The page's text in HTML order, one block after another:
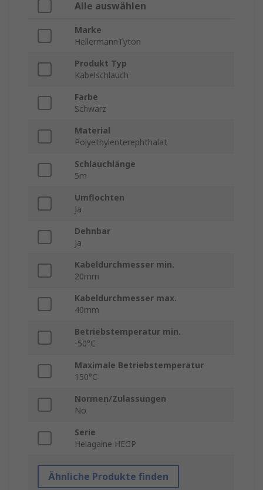
Alle auswählen
Marke
HellermannTyton
Produkt Typ
Kabelschlauch
Farbe
Schwarz
Material
Polyethylenterephthalat
Schlauchlänge
5m
Umflochten
Ja
Dehnbar
Ja
Kabeldurchmesser min.
20mm
Kabeldurchmesser max.
40mm
Betriebstemperatur min.
-50°C
Maximale Betriebstemperatur
150°C
Normen/Zulassungen
No
Serie
Helagaine HEGP
Ähnliche Produkte finden